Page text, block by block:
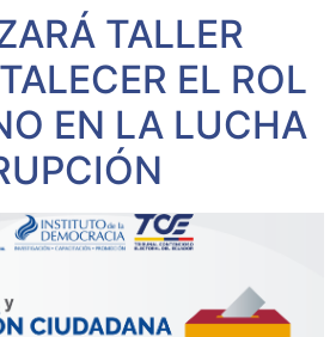
TALLER
EL ROL
EN LA LUCHA